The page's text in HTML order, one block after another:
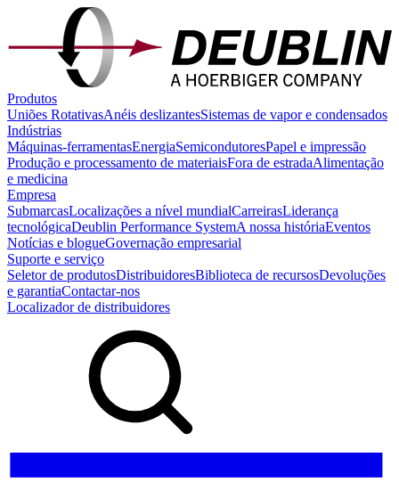
Produtos
Uniões RotativasAnéis deslizantesSistemas de vapor e condensados
Indústrias
Máquinas-ferramentasEnergiaSemicondutoresPapel e impressão
Produção e processamento de materiaisFora de estradaAlimentação
e medicina
Empresa
SubmarcasLocalizações a nível mundialCarreirasLiderança
tecnológicaDeublin Performance SystemA nossa históriaEventos
Notícias e blogueGovernação empresarial
Suporte e serviço
Seletor de produtosDistribuidoresBiblioteca de recursosDevoluções
e garantiaContactar-nos
Localizador de distribuidores